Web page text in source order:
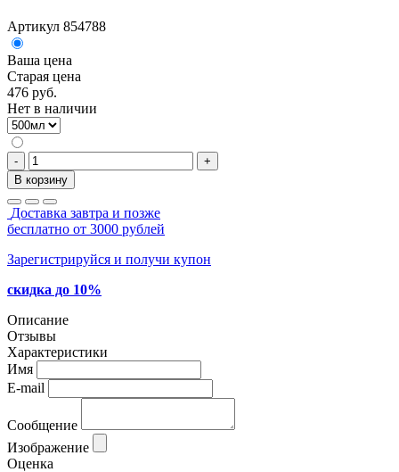
Артикул 854788
Ваша цена
Старая цена
476 руб.
Нет в наличии
-
+
В корзину
Доставка завтра и позже
бесплатно от 3000 рублей
Зарегистрируйся и получи купон
скидка до 10%
Описание
Отзывы
Характеристики
Имя
E-mail
Сообщение
Изображение
Оценка